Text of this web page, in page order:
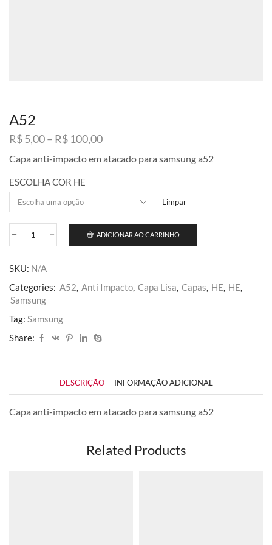
A52
R$5,00– R$ 100,00Faixa
preço:
através
R$ 100,00
Capa anti-impacto em atacado para samsung a52
ESCOLHA COR HE
Limpar
A52
ADICIONAR AO CARRINHO
SKU: N/A
Categories: A52, Anti Impacto, Capa Lisa, Capas, HE, HE,
Samsung
Tag: Samsung
Share:
DESCRIÇÃO INFORMAÇÃO ADICIONAL
Capa anti-impacto em atacado para samsung a52
Related Products